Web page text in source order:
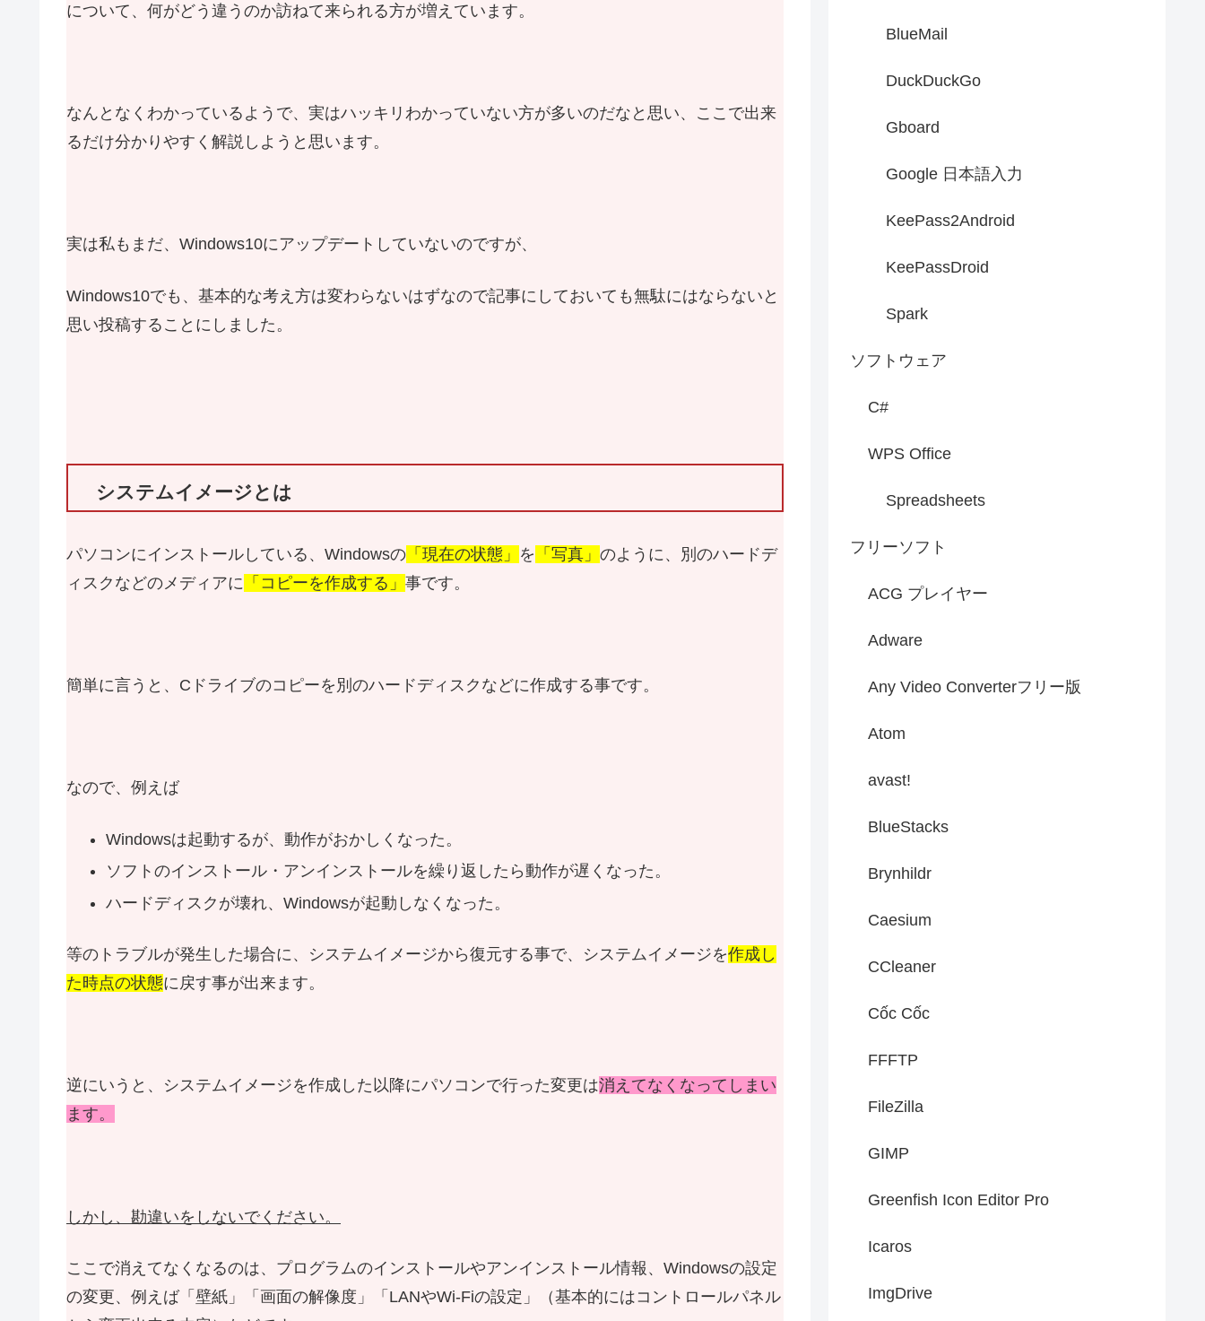
について、何がどう違うのか訪ねて来られる方が増えています。
なんとなくわかっているようで、実はハッキリわかっていない方が多いのだなと思い、ここで出来
るだけ分かりやすく解説しようと思います。
実は私もまだ、Windows10にアップデートしていないのですが、
Windows10でも、基本的な考え方は変わらないはずなので記事にしておいても無駄にはならないと
思い投稿することにしました。
システムイメージとは
パソコンにインストールしている、Windowsの 「現在の状態」 を 「写真」 のように、別のハードデ
ィスクなどのメディアに 「コピーを作成する」 事です。
簡単に言うと、Cドライブのコピーを別のハードディスクなどに作成する事です。
なので、例えば
Windowsは起動するが、動作がおかしくなった。
ソフトのインストール・アンインストールを繰り返したら動作が遅くなった。
ハードディスクが壊れ、Windowsが起動しなくなった。
等のトラブルが発生した場合に、システムイメージから復元する事で、システムイメージを作成し
た時点の状態に戻す事が出来ます。
逆にいうと、システムイメージを作成した以降にパソコンで行った変更は消えてなくなってしまい
ます。
しかし、勘違いをしないでください。
ここで消えてなくなるのは、プログラムのインストールやアンインストール情報、Windowsの設定
の変更、例えば「壁紙」「画面の解像度」「LANやWi-Fiの設定」（基本的にはコントロールパネル
BlueMail
DuckDuckGo
Gboard
Google 日本語入力
KeePass2Android
KeePassDroid
Spark
ソフトウェア
C#
WPS Office
Spreadsheets
フリーソフト
ACG プレイヤー
Adware
Any Video Converterフリー版
Atom
avast!
BlueStacks
Brynhildr
Caesium
CCleaner
Cốc Cốc
FFFTP
FileZilla
GIMP
Greenfish Icon Editor Pro
Icaros
ImgDrive